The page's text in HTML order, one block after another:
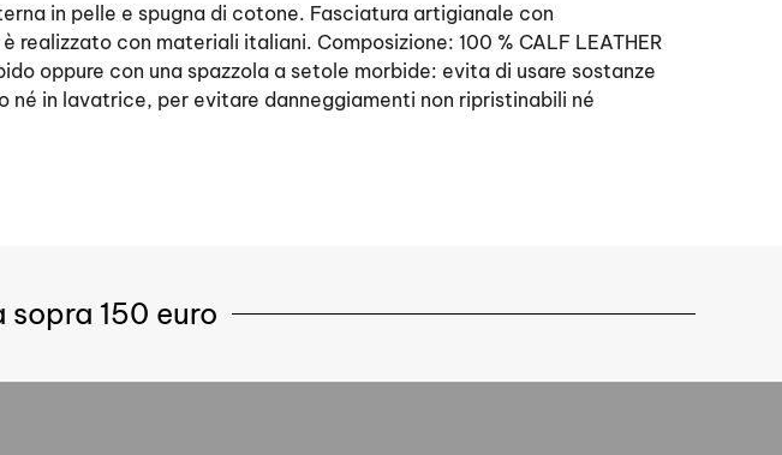
in pelle e spugna di cotone. Fasciatura artigianale con
con materiali italiani. Composizione: 100 % CALF LEATHER
oppure con una spazzola a setole morbide: evita di usare sostanze
né in lavatrice, per evitare danneggiamenti non ripristinabili né
150 euro